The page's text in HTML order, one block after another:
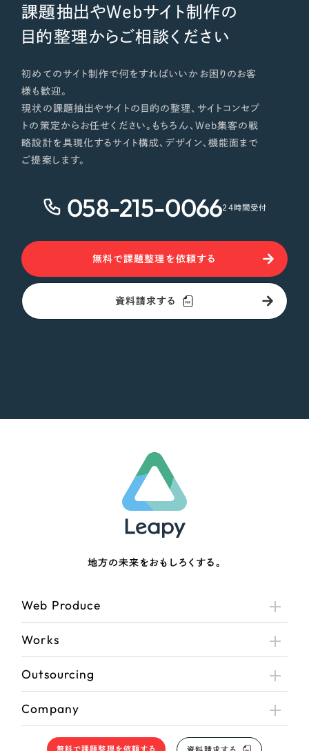
課題抽出やWebサイト制作の
目的整理からご相談ください
初めてのサイト制作で何をすればいいかお困りのお客
様も歓迎。
現状の課題抽出やサイトの目的の整理、サイトコンセプ
トの策定からお任せください。もちろん、Web集客の戦
略設計を具現化するサイト構成、デザイン、機能面まで
ご提案します。
058-215-006624時間受付
無料で課題整理を依頼する
資料請求する
地方の未来をおもしろくする。
Web Produce
Works
Outsourcing
Company
無料で課題整理を依頼する 資料請求する